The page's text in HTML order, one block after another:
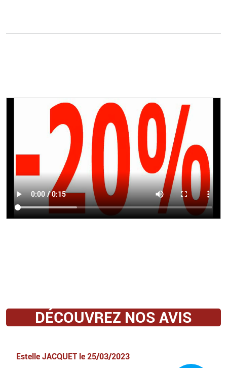
DÉCOUVREZ NOS AVIS
Estelle JACQUET le 25/03/2023